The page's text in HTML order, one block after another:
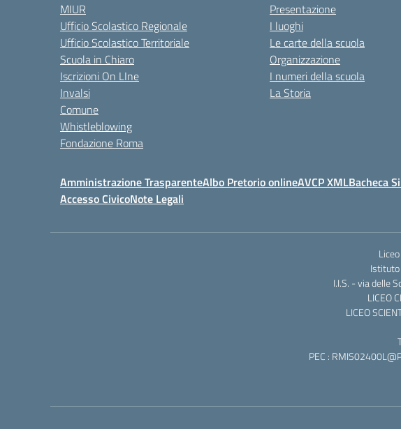
MIUR
Ufficio Scolastico Regionale
Ufficio Scolastico Territoriale
Scuola in Chiaro
Iscrizioni On LIne
Invalsi
Comune
Whistleblowing
Fondazione Roma
Presentazione
I luoghi
Le carte della scuola
Organizzazione
I numeri della scuola
La Storia
Amministrazione TrasparenteAlbo Pretorio onlineAVCP XMLBacheca
Accesso CivicoNote Legali
Istituto
I.I.S. - via delle
LICEO
LICEO
PEC :